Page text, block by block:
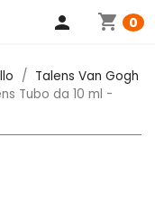
shopping_cart 0
person
Talens Van Gogh
Tubo da 10 ml -